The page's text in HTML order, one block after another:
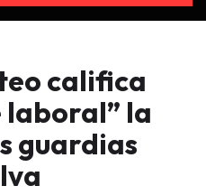
califica
laboral” la
guardias